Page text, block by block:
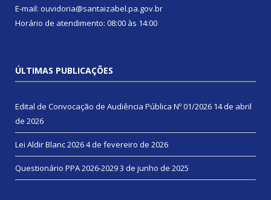
E-mail: ouvidoria@santaizabel.pa.gov.br
Horário de atendimento: 08:00 às 14:00
ÚLTIMAS PUBLICAÇÕES
Edital de Convocação de Audiência Pública Nº 01/2026 14 de abril
de 2026
Lei Aldir Blanc 20264 de fevereiro de 2026
Questionário PPA 2026-20293 de junho de 2025